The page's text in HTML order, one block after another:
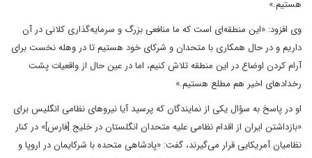
هستیم.»
وی افزود: «این منطقه‌ای است که ما منافعی بزرگ و سرمایه‌گذاری کلانی در آن
داریم و در حال همکاری با متحدان و شرکای خود هستیم تا در وهله نخست برای
آرام کردن اوضاع در این منطقه تلاش کنیم، اما در عین حال از واقعیات پشت
رخدادهای اخیر هم مطلع هستیم.»
او در پاسخ به سؤال یکی از نمایندگان که پرسید آیا نیروهای نظامی انگلیس برای
«بازداشتن ایران از اقدام نظامی علیه متحدان انگلستان در خلیج [فارس]» در کنار
نظامیان آمریکایی قرار می‌گیرند، گفت: «پادشاهی متحده با شرکایمان در اروپا و